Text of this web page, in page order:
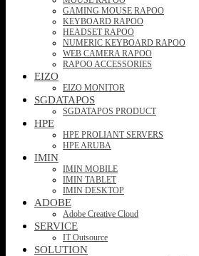
GAMING MOUSE RAPOO
KEYBOARD RAPOO
HEADSET RAPOO
NUMERIC KEYBOARD RAPOO
WEB CAMERA RAPOO
RAPOO ACCESSORIES
EIZO
EIZO MONITOR
SGDATAPOS
SGDATAPOS PRODUCT
HPE
HPE PROLIANT SERVERS
HPE ARUBA
IMIN
IMIN MOBILE
IMIN TABLET
IMIN DESKTOP
ADOBE
Adobe Creative Cloud
SERVICE
IT Outsource
SOLUTION